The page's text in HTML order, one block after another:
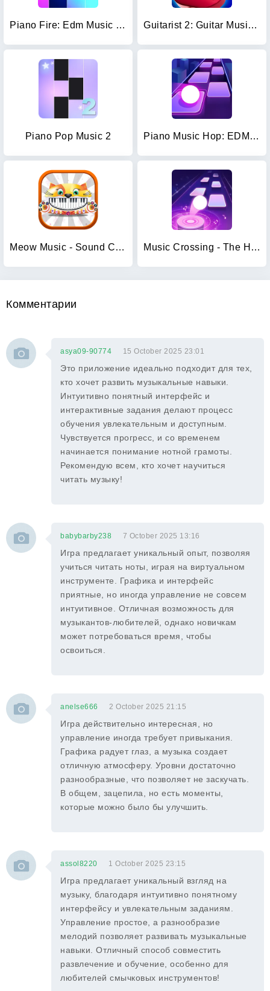
Piano Fire: Edm Music & Piano Guitarist 2: Guitar Music Game
Piano Pop Music 2 Piano Music Hop: EDM Rush!
Meow Music - Sound Cat Piano Music Crossing - The Horizon
Комментарии
asya09-90774 15 October 2025 23:01
Это приложение идеально подходит для тех,
кто хочет развить музыкальные навыки.
Интуитивно понятный интерфейс и
интерактивные задания делают процесс
обучения увлекательным и доступным.
Чувствуется прогресс, и со временем
начинается понимание нотной грамоты.
Рекомендую всем, кто хочет научиться
читать музыку!
babybarby238 7 October 2025 13:16
Игра предлагает уникальный опыт, позволяя
учиться читать ноты, играя на виртуальном
инструменте. Графика и интерфейс
приятные, но иногда управление не совсем
интуитивное. Отличная возможность для
музыкантов-любителей, однако новичкам
может потребоваться время, чтобы
освоиться.
anelse666 2 October 2025 21:15
Игра действительно интересная, но
управление иногда требует привыкания.
Графика радует глаз, а музыка создает
отличную атмосферу. Уровни достаточно
разнообразные, что позволяет не заскучать.
В общем, зацепила, но есть моменты,
которые можно было бы улучшить.
assol8220 1 October 2025 23:15
Игра предлагает уникальный взгляд на
музыку, благодаря интуитивно понятному
интерфейсу и увлекательным заданиям.
Управление простое, а разнообразие
мелодий позволяет развивать музыкальные
навыки. Отличный способ совместить
развлечение и обучение, особенно для
любителей смычковых инструментов!